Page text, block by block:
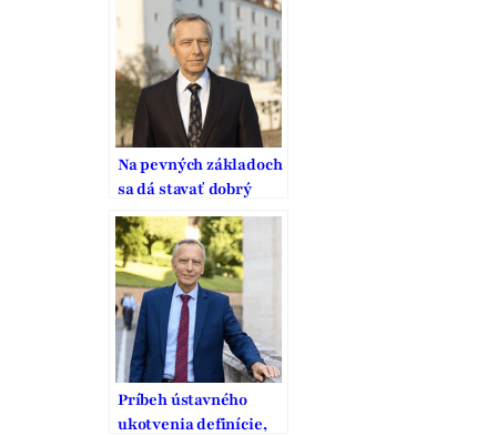
Na pevných základoch
sa dá stavať dobrý
domov
Príbeh ústavného
ukotvenia definície,